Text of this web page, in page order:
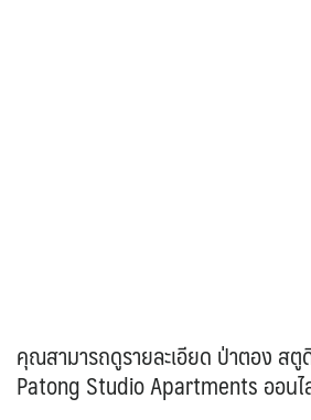
คุณสามารถดูรายละเอียด ป่าตอง สตู
Patong Studio Apartments ออนไ